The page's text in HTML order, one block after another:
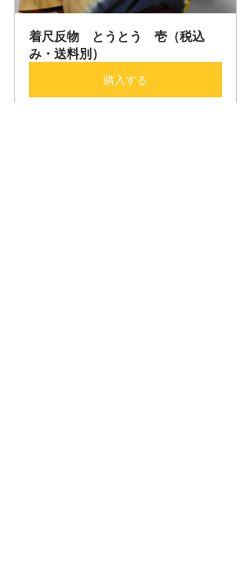
着尺反物　とうとう　壱（税込
み・送料別）
購入する